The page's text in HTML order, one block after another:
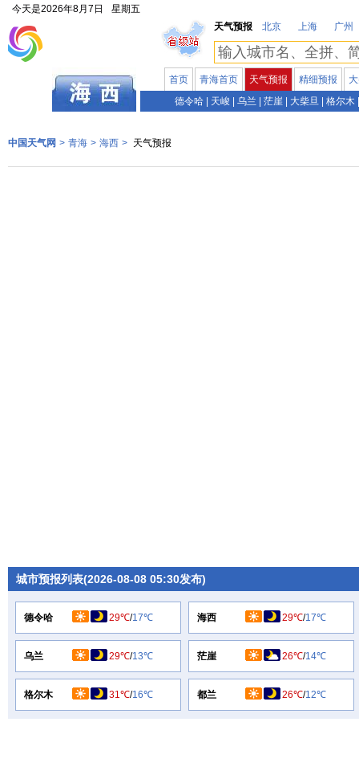
今天是2026年8月7日
星期五
天气预报
北京 上海 广州
首页 青海首页 天气预报 精细预报
德令哈
天峻 乌兰 茫崖 大柴旦 格尔木
中国天气网 > 青海 > 海西 > 天气预报
城市预报列表(2026-08-08 05:30发布)
德令哈 29℃/17℃ 海西 29℃/17℃
乌兰 29℃/13℃ 茫崖 26℃/14℃
格尔木 31℃/16℃ 都兰 26℃/12℃